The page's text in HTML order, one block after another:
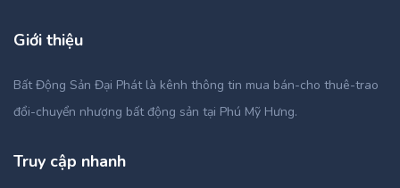
Giới thiệu
Bất Động Sản Đại Phát là kênh thông tin mua bán-cho thuê-trao
đổi-chuyển nhượng bất động sản tại Phú Mỹ Hưng.
Truy cập nhanh